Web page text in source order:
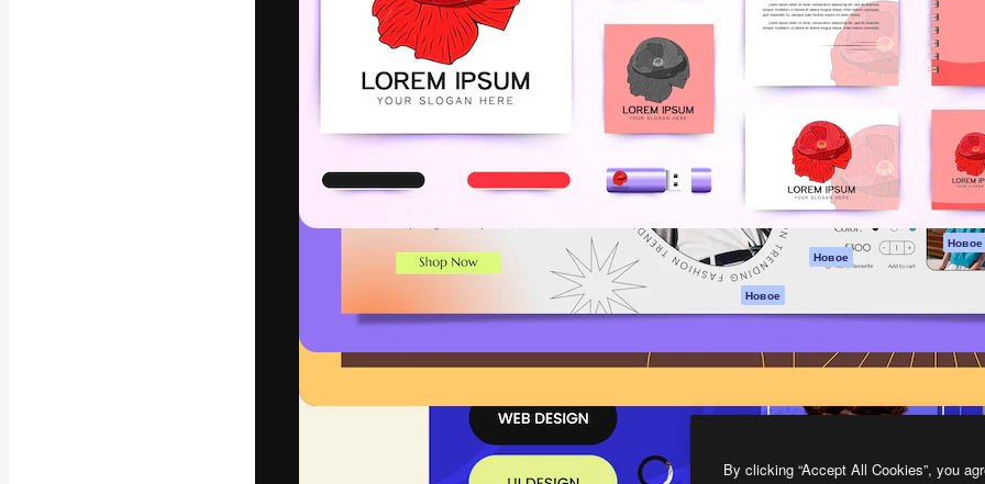
Креативная платформа для создания
ваших лучших работ. Более 1 миллиона
подписчиков среди креаторов,
предприятий, агентств и студий.
Pусский
изображений ИИ
Генератор видео
ИИ
Генератор голоса
на основе ИИ
Стоковый контент
MCP для
Claude/ChatGPT
Новое
Новое
API
Мобильное
приложение
Magnific
Academy
Документация по
Пакету ИИ
Служба
поддержки
Условия и
положения
Политика
Оригиналы Новое
Политика
Центр доверия
Предприятие
By clicking “Accept All Cookies”, you